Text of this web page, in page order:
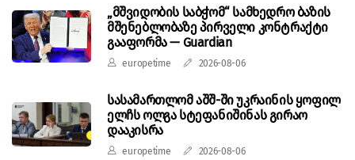
„მშვიდობის საბჭომ“ სამხედრო ბაზის
მშენებლობაზე პირველი კონტრაქტი
გააფორმა — Guardian
europetime 2026-08-06
სასამართლომ აშშ-ში უკრაინის ყოფილ
ელჩს ოლგა სტეფანიშინას გირაო
დააკისრა
europetime 2026-08-06